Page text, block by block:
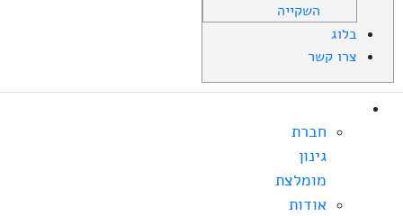
השקייה
בלוג
צרו קשר
חברת
גינון
מומלצת
אודות